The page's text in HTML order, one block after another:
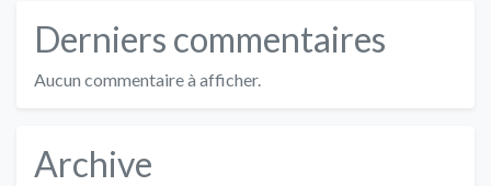
Derniers commentaires
Aucun commentaire à afficher.
Archive